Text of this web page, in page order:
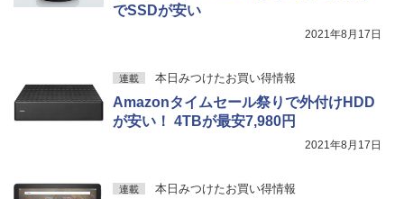
でSSDが安い
2021年8月17日
連載 本日みつけたお買い得情報
Amazonタイムセール祭りで外付けHDD
が安い！ 4TBが最安7,980円
2021年8月17日
連載 本日みつけたお買い得情報